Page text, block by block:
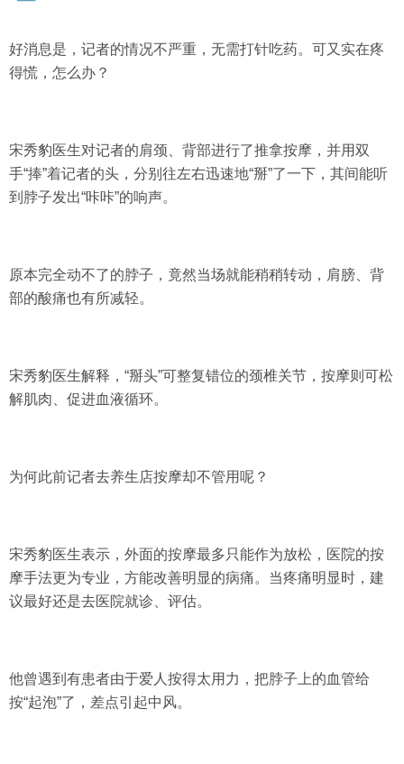
好消息是，记者的情况不严重，无需打针吃药。可又实在疼
得慌，怎么办？
宋秀豹医生对记者的肩颈、背部进行了推拿按摩，并用双
手“捧”着记者的头，分别往左右迅速地“掰”了一下，其间能听
到脖子发出“咔咔”的响声。
原本完全动不了的脖子，竟然当场就能稍稍转动，肩膀、背
部的酸痛也有所减轻。
宋秀豹医生解释，“掰头”可整复错位的颈椎关节，按摩则可松
解肌肉、促进血液循环。
为何此前记者去养生店按摩却不管用呢？
宋秀豹医生表示， 外面的按摩最多只能作为放松，医院的按
摩手法更为专业，方能改善明显的病痛。 当疼痛明显时，建
议最好还是去医院就诊、评估。
他曾遇到有患者由于爱人按得太用力， 把脖子上的血管给
按“起泡”了，差点引起中风。